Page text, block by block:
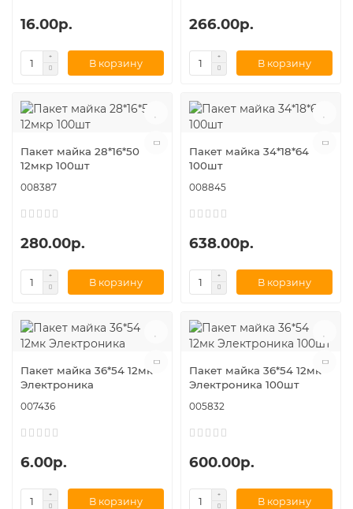
16.00р.
В корзину
266.00р.
В корзину
Пакет майка 28*16*50
12мкр 100шт
008387
280.00р.
В корзину
Пакет майка 34*18*64
100шт
008845
638.00р.
В корзину
Пакет майка 36*54 12мк
Электроника
007436
6.00р.
В корзину
Пакет майка 36*54 12мк
Электроника 100шт
005832
600.00р.
В корзину